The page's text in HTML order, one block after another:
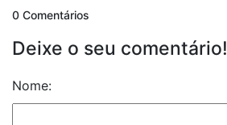
0 Comentários
Deixe o seu comentário!
Nome: